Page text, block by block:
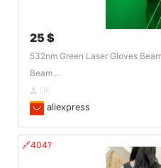
25 $
532nm Green Laser Gloves
Beam ..
DE
aliexpress
🔗404?